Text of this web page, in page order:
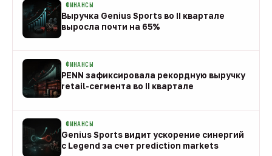
ФИНАНСЫ
Выручка Genius Sports во II квартале
выросла почти на 65%
ФИНАНСЫ
PENN зафиксировала рекордную выручку
retail-сегмента во II квартале
ФИНАНСЫ
Genius Sports видит ускорение синергий
с Legend за счет prediction markets